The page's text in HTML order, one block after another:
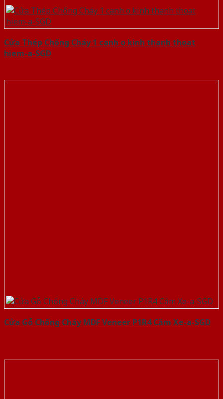
Cửa Thép Chống Cháy 1 canh o kinh thanh thoat
hiem-a-SGD
Cửa Gỗ Chống Cháy MDF Veneer P1R4 Căm Xe-a-SGD